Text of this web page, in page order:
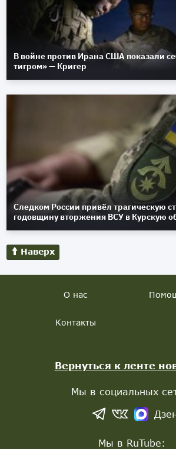
В войне против Ирана США показали
тигром» — Кригер
Следком России привёл трагическую
годовщину вторжения ВСУ в Курскую
Наверх
О нас
Контакты
Вернуться к ленте
Мы в социальных
Мы в RuTube: